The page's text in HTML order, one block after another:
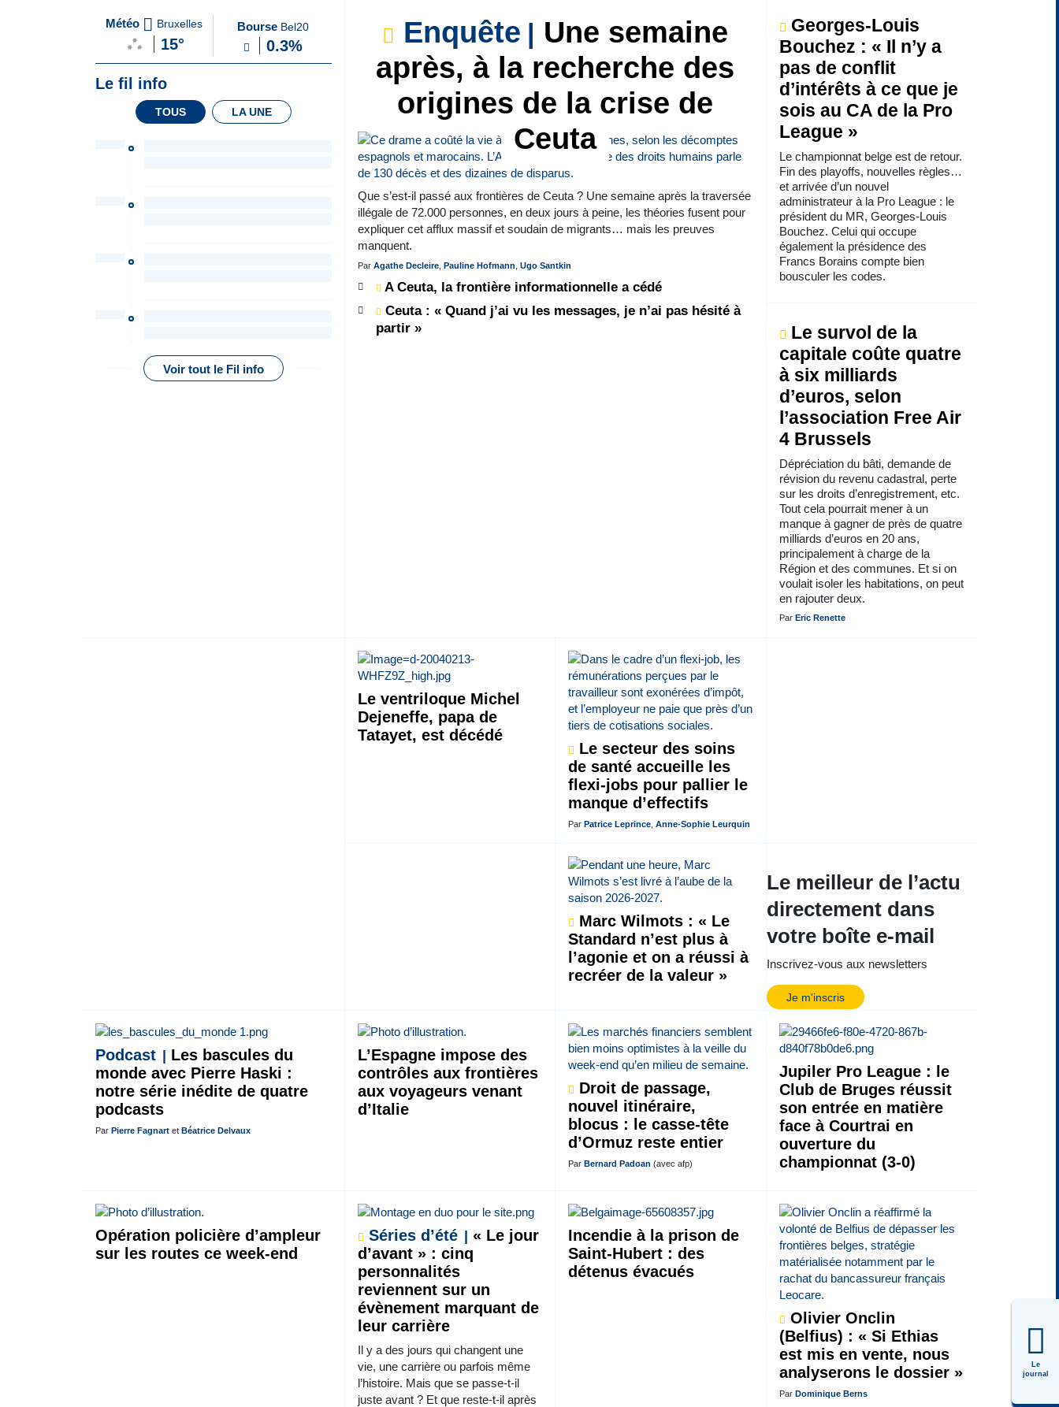
Le
journal
du Soir
Une
Enquête
Une semaine
après, à la recherche des
origines de la crise de
Ceuta
Que s’est-il passé aux frontières de Ceuta ? Une semaine après la traversée
illégale de 72.000 personnes, en deux jours à peine, les théories fusent pour
expliquer cet afflux massif et soudain de migrants… mais les preuves
manquent.
Par Agathe Decleire, Pauline Hofmann Ugo Santkin
A Ceuta, la frontière informationnelle a cédé
Ceuta : « Quand j’ai vu les messages, je n’ai pas hésité à
partir »
Georges-Louis
Bouchez : « Il n’y a
pas de conflit
d’intérêts à ce que je
sois au CA de la Pro
League »
Le championnat belge est de retour.
Fin des playoffs, nouvelles règles…
et arrivée d’un nouvel
administrateur à la Pro League : le
président du MR, Georges-Louis
Bouchez. Celui qui occupe
également la présidence des
Francs Borains compte bien
bousculer les codes.
Le survol de la
capitale coûte quatre
à six milliards
d’euros, selon
l’association Free Air
4 Brussels
Dépréciation du bâti, demande de
révision du revenu cadastral, perte
sur les droits d’enregistrement, etc.
Tout cela pourrait mener à un
manque à gagner de près de quatre
milliards d’euros en 20 ans,
principalement à charge de la
Région et des communes. Et si on
voulait isoler les habitations, on peut
en rajouter deux.
Par Eric Renette
Le ventriloque Michel
Dejeneffe, papa de
Tatayet, est décédé
Le secteur des soins
de santé accueille les
flexi-jobs pour pallier le
manque d’effectifs
ParPatrice Leprince ,Anne-Sophie Leurquin
Marc Wilmots : « Le
Standard n’est plus à
l’agonie et on a réussi à
recréer de la valeur »
Météo Bruxelles
15°
Bourse Bel20
0.3%
Le fil info
LA UNE
TOUS
Voir tout le Fil info
Le meilleur de l’actu
directement dans
votre boîte e-mail
Inscrivez-vous aux newsletters
Je m'inscris
Podcast
Les bascules du
monde avec Pierre Haski :
notre série inédite de quatre
podcasts
Par Pierre Fagnartet Béatrice Delvaux
L’Espagne impose des
contrôles aux frontières
aux voyageurs venant
d’Italie
Droit de passage,
nouvel itinéraire,
blocus : le casse-tête
d’Ormuz reste entier
ParBernard Padoan (avec afp)
Jupiler Pro League : le
Club de Bruges réussit
son entrée en matière
face à Courtrai en
ouverture du
championnat (3-0)
Opération policière d’ampleur
sur les routes ce week-end
Séries d’été
« Le jour
d’avant » : cinq
personnalités
reviennent sur un
évènement marquant de
leur carrière
Il y a des jours qui changent une
vie, une carrière ou parfois même
l’histoire. Mais que se passe-t-il
juste avant ? Et que reste-t-il après
Incendie à la prison de
Saint-Hubert : des
détenus évacués
Olivier Onclin
(Belfius) : « Si Ethias
est mis en vente, nous
analyserons le dossier »
Par Dominique Berns